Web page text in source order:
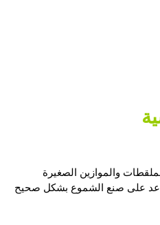
والموازين الصغيرة
على صنع الشموع بشكل صحيح